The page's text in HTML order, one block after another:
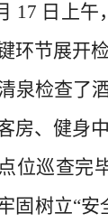
17 日 上午
环节展开
泉检查了
房、健身
位巡查完
固树立“安